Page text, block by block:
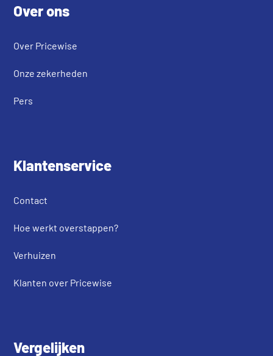
Over ons
Over Pricewise
Onze zekerheden
Pers
Klantenservice
Contact
Hoe werkt overstappen?
Verhuizen
Klanten over Pricewise
Vergelijken